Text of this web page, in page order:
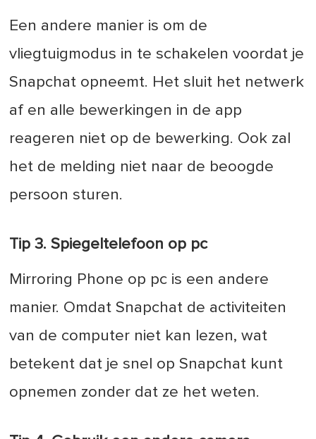
Een andere manier is om de
vliegtuigmodus in te schakelen voordat je
Snapchat opneemt. Het sluit het netwerk
af en alle bewerkingen in de app
reageren niet op de bewerking. Ook zal
het de melding niet naar de beoogde
persoon sturen.
Tip 3. Spiegeltelefoon op pc
Mirroring Phone op pc is een andere
manier. Omdat Snapchat de activiteiten
van de computer niet kan lezen, wat
betekent dat je snel op Snapchat kunt
opnemen zonder dat ze het weten.